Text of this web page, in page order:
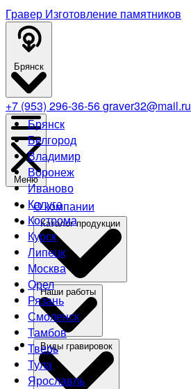
Гравер Изготовление памятников
Брянск
Брянск
Белгород
Владимир
Воронеж
Иваново
Калуга
Кострома
Курск
Липецк
Москва
Орел
Рязань
Смоленск
Тамбов
Тверь
Тула
Ярославль
+7 (953) 296-36-56graver32@mail.ru
Меню
О компании